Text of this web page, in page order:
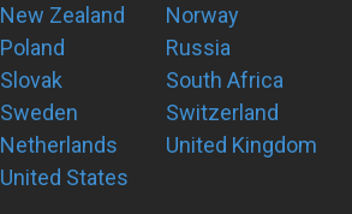
New Zealand
Norway
Poland
Russia
Slovak
South Africa
Sweden
Switzerland
Netherlands
United Kingdom
United States